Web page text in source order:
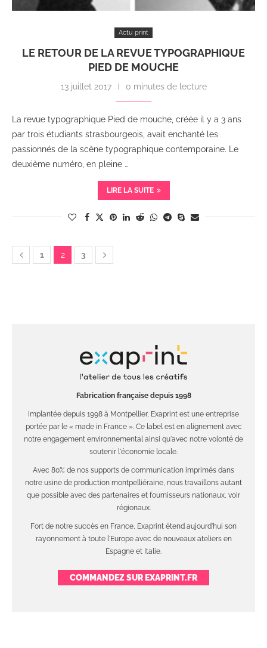
Actu print
LE RETOUR DE LA REVUE TYPOGRAPHIQUE
PIED DE MOUCHE
13 juillet 2017 0 minutes de lecture
La revue typographique Pied de mouche, créée il y a 3 ans
par trois étudiants strasbourgeois, avait enchanté les
passionnés de la scène typographique contemporaine. Le
deuxième numéro, en pleine …
LIRE LA SUITE
1 2 3
Fabrication française depuis 1998
Implantée depuis 1998 à Montpellier, Exaprint est une entreprise
portée par le « made in France ». Ce label est en alignement avec
notre engagement environnemental ainsi qu'avec notre volonté de
soutenir l'économie locale.
Avec 80% de nos supports de communication imprimés dans
notre usine de production montpelliéraine, nous travaillons autant
que possible avec des partenaires et fournisseurs nationaux, voir
régionaux.
Fort de notre succès en France, Exaprint étend aujourd'hui son
rayonnement à toute l'Europe avec de nouveaux ateliers en
Espagne et Italie.
COMMANDEZ SUR EXAPRINT.FR